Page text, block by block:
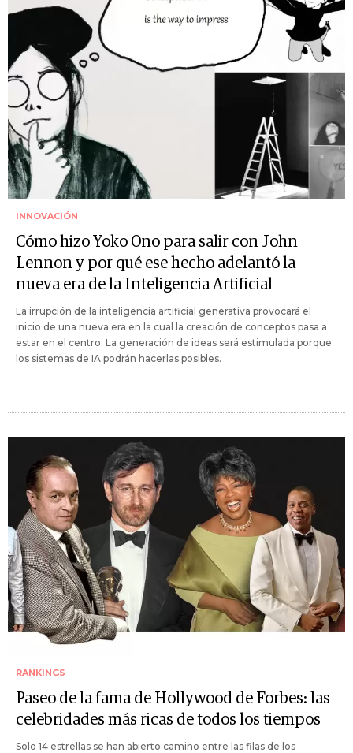
INNOVACIÓN
Cómo hizo Yoko Ono para salir con John
Lennon y por qué ese hecho adelantó la
nueva era de la Inteligencia Artificial
La irrupción de la inteligencia artificial generativa provocará el
inicio de una nueva era en la cual la creación de conceptos pasa a
estar en el centro. La generación de ideas será estimulada porque
los sistemas de IA podrán hacerlas posibles.
RANKINGS
Paseo de la fama de Hollywood de Forbes: las
celebridades más ricas de todos los tiempos
Solo 14 estrellas se han abierto camino entre las filas de los